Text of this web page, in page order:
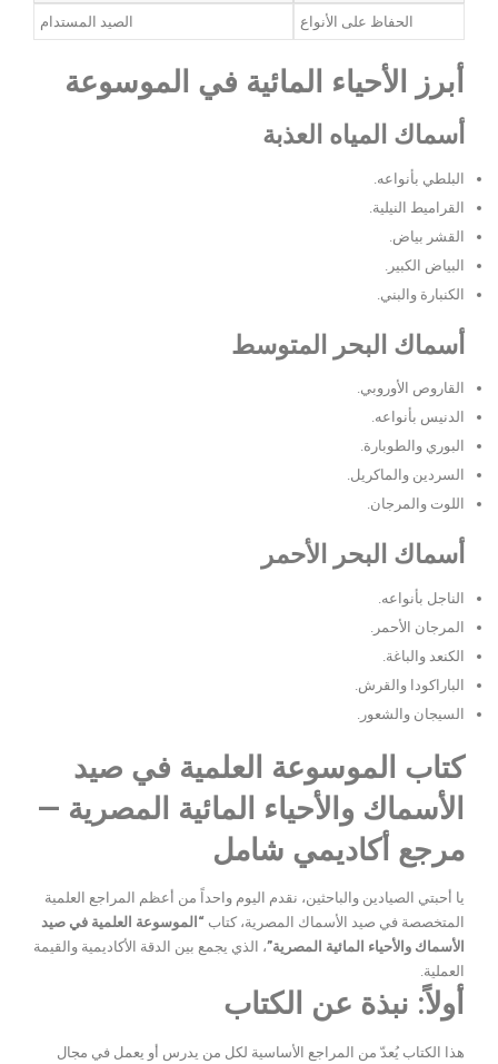
الحفاظ على الأنواع الصيد المستدام
أبرز الأحياء المائية في الموسوعة
أسماك المياه العذبة
البلطي بأنواعه.
القراميط النيلية.
القشر بياض.
البياض الكبير.
الكنبارة والبني.
أسماك البحر المتوسط
القاروص الأوروبي.
الدنيس بأنواعه.
البوري والطوبارة.
السردين والماكريل.
اللوت والمرجان.
أسماك البحر الأحمر
الناجل بأنواعه.
المرجان الأحمر.
الكنعد والباغة.
الباراكودا والقرش.
السيجان والشعور.
كتاب الموسوعة العلمية في صيد
الأسماك والأحياء المائية المصرية —
مرجع أكاديمي شامل
يا أحبتي الصيادين والباحثين، نقدم اليوم واحداً من أعظم المراجع العلمية
المتخصصة في صيد الأسماك المصرية، كتاب “الموسوعة العلمية في صيد
الأسماك والأحياء المائية المصرية”، الذي يجمع بين الدقة الأكاديمية والقيمة
العملية.
أولاً: نبذة عن الكتاب
هذا الكتاب يُعدّ من المراجع الأساسية لكل من يدرس أو يعمل في مجال